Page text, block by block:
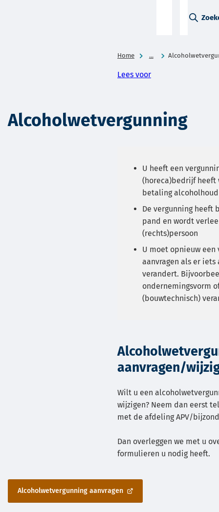
Home ...
Lees voor
Alcoholwetvergunning
U heeft een
(horeca)bedrijf heeft
betaling
De vergunning heeft
pand en wordt
(rechts)persoon
U moet opnieuw een
aanvragen als er iets
verandert.
ondernemingsvorm
(bouwtechnisch)
aanvragen/
Wilt u een
wijzigen? Neem dan eerst
met de afdeling APV/
naar
een
Dan overleggen we met u
formulieren u nodig heeft.
Alcoholwetvergunning aanvragen
(Verwijst